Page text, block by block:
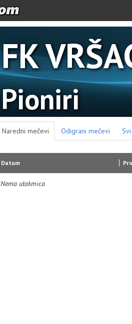
FK
Pioniri
Naredni mečevi Odigrani mečevi
Datum
Nema utakmica